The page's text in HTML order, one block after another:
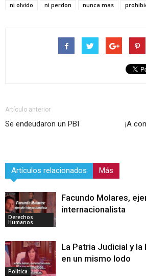
ni olvido
ni perdon nunca mas
Artículo anterior
Se endeudaron un PBI
¡A
Artículos relacionados Más
Derechos
Humanos
Facundo Molares,
internacionalista
Politica
La Patria Judicial y
en un mismo lodo